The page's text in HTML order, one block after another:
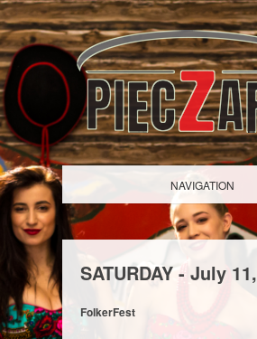
NAVIGATION
SATURDAY - July 11,
FolkerFest